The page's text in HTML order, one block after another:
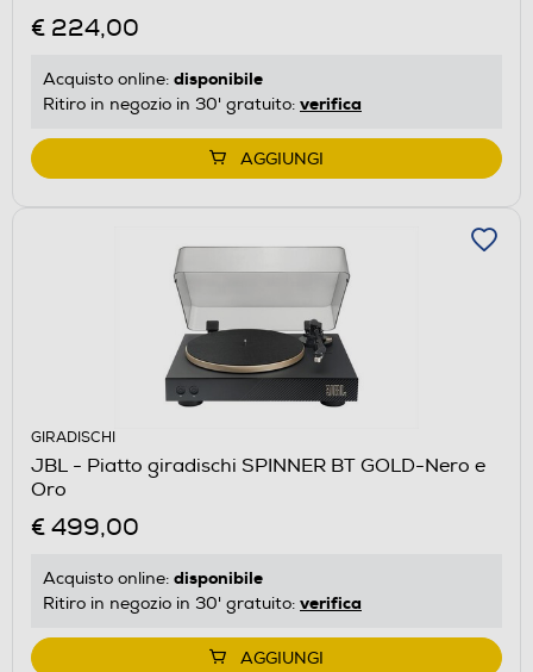
€ 224,00
Acquisto online: disponibile
Ritiro in negozio in 30' gratuito: verifica
AGGIUNGI
GIRADISCHI
JBL - Piatto giradischi SPINNER BT GOLD-Nero e
Oro
€ 499,00
Acquisto online: disponibile
Ritiro in negozio in 30' gratuito: verifica
AGGIUNGI